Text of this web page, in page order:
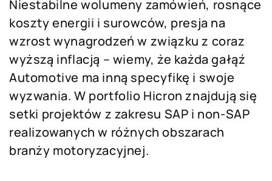
Niestabilne wolumeny zamówień, rosnące
koszty energii i surowców, presja na
wzrost wynagrodzeń w związku z coraz
wyższą inflacją – wiemy, że każda gałąź
Automotive ma inną specyfikę i swoje
wyzwania. W portfolio Hicron znajdują się
setki projektów z zakresu SAP i non-SAP
realizowanych w różnych obszarach
branży motoryzacyjnej.